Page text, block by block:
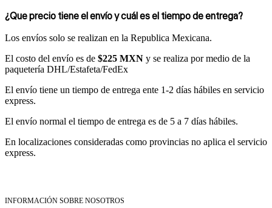
¿Que precio tiene el envío y cuál es el tiempo de entrega?
Los envíos solo se realizan en la Republica Mexicana.
El costo del envío es de $225 MXN y se realiza por medio de la
paquetería DHL/Estafeta/FedEx
El envío tiene un tiempo de entrega ente 1-2 días hábiles en servicio
express.
El envío normal el tiempo de entrega es de 5 a 7 días hábiles.
En localizaciones consideradas como provincias no aplica el servicio
express.
INFORMACIÓN SOBRE NOSOTROS